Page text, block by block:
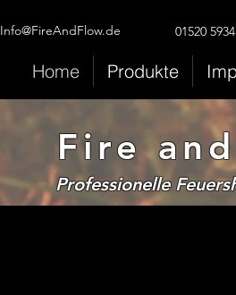
Info@FireAndFlow.de 01520
Home Produkte
Fire
Professionelle